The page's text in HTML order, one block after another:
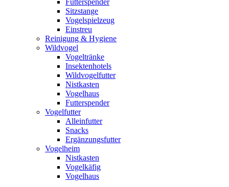
Futterspender
Sitzstange
Vogelspielzeug
Einstreu
Reinigung & Hygiene
Wildvogel
Vogeltränke
Insektenhotels
Wildvogelfutter
Nistkasten
Vogelhaus
Futterspender
Vogelfutter
Alleinfutter
Snacks
Ergänzungsfutter
Vogelheim
Nistkasten
Vogelkäfig
Vogelhaus